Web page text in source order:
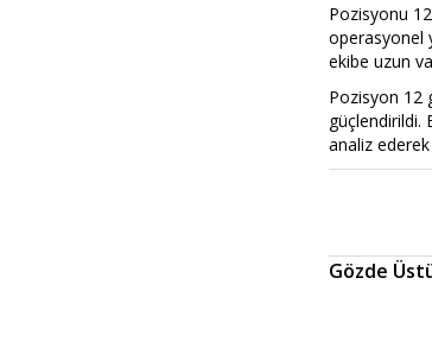
Pozisyonu
operasyonel
ekibe uzun
Pozisyon 12
güçlendirildi.
analiz
Gözde